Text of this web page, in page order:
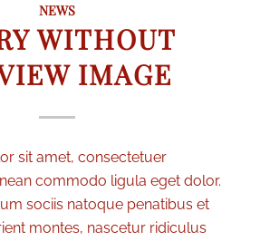
NEWS
WITHOUT
IMAGE
sit amet, consectetuer
commodo ligula eget dolor.
sociis natoque penatibus et
montes, nascetur ridiculus